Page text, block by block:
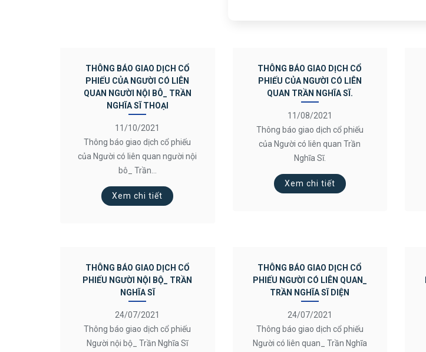
THÔNG BÁO GIAO DỊCH CỔ
PHIẾU CỦA NGƯỜI CÓ LIÊN
QUAN NGƯỜI NỘI BÔ_ TRẦN
NGHĨA SĨ THOẠI
11/10/2021
Thông báo giao dịch cổ phiếu
của Người có liên quan người nội
bô_ Trần...
Xem chi tiết
THÔNG BÁO GIAO DỊCH CỔ
PHIẾU CỦA NGƯỜI CÓ LIÊN
QUAN TRẦN NGHĨA SĨ.
11/08/2021
Thông báo giao dịch cổ phiếu
của Người có liên quan Trần
Nghĩa Sĩ.
Xem chi tiết
THÔNG BÁO GIAO DỊCH CỔ
PHIẾU NGƯỜI NỘI BỘ_ TRẦN
NGHĨA SĨ
24/07/2021
Thông báo giao dịch cổ phiếu
Người nội bộ_ Trần Nghĩa Sĩ
THÔNG BÁO GIAO DỊCH CỔ
PHIẾU NGƯỜI CÓ LIÊN QUAN_
TRẦN NGHĨA SĨ DIỆN
24/07/2021
Thông báo giao dịch cổ phiếu
Người có liên quan_ Trần Nghĩa